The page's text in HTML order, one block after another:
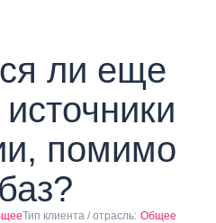
ли еще
помимо
Тип клиента / отрасль: Общее